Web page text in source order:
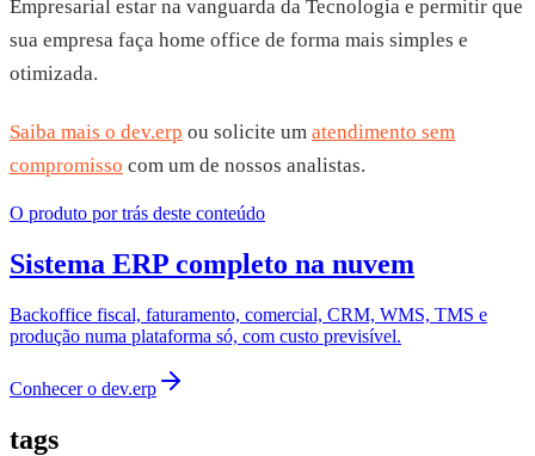
Empresarial estar na vanguarda da Tecnologia e permitir que
sua empresa faça home office de forma mais simples e
otimizada.
Saiba mais o dev.erp ou solicite um atendimento sem
compromisso com um de nossos analistas.
O produto por trás deste conteúdo
Sistema ERP completo na nuvem
Backoffice fiscal, faturamento, comercial, CRM, WMS, TMS e
produção numa plataforma só, com custo previsível.
Conhecer o dev.erp
tags